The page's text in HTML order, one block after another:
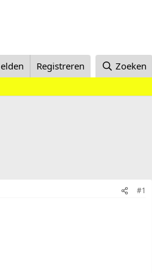
Registreren Zoeken
#1